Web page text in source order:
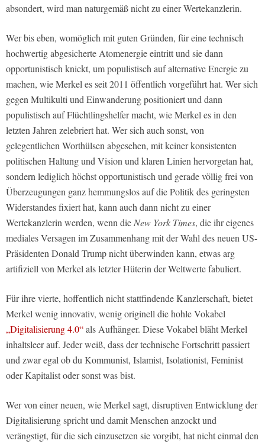
absondert, wird man naturgemäß nicht zu einer Wertekanzlerin.
Wer bis eben, womöglich mit guten Gründen, für eine technisch
hochwertig abgesicherte Atomenergie eintritt und sie dann
opportunistisch knickt, um populistisch auf alternative Energie zu
machen, wie Merkel es seit 2011 öffentlich vorgeführt hat. Wer sich
gegen Multikulti und Einwanderung positioniert und dann
populistisch auf Flüchtlingshelfer macht, wie Merkel es in den
letzten Jahren zelebriert hat. Wer sich auch sonst, von
gelegentlichen Worthülsen abgesehen, mit keiner konsistenten
politischen Haltung und Vision und klaren Linien hervorgetan hat,
sondern lediglich höchst opportunistisch und gerade völlig frei von
Überzeugungen ganz hemmungslos auf die Politik des geringsten
Widerstandes fixiert hat, kann auch dann nicht zu einer
Wertekanzlerin werden, wenn dieNew York Times, die ihr eigenes
mediales Versagen im Zusammenhang mit der Wahl des neuen US-
Präsidenten Donald Trump nicht überwinden kann, etwas arg
artifiziell von Merkel als letzter Hüterin der Weltwerte fabuliert.
Für ihre vierte, hoffentlich nicht stattfindende Kanzlerschaft, bietet
Merkel wenig innovativ, wenig originell die hohle Vokabel
„Digitalisierung 4.0“als Aufhänger. Diese Vokabel bläht Merkel
inhaltsleer auf. Jeder weiß, dass der technische Fortschritt passiert
und zwar egal ob du Kommunist, Islamist, Isolationist, Feminist
oder Kapitalist oder sonst was bist.
Wer von einer neuen, wie Merkel sagt, disruptiven Entwicklung der
Digitalisierung spricht und damit Menschen anzockt und
verängstigt, für die sich einzusetzen sie vorgibt, hat nicht einmal den